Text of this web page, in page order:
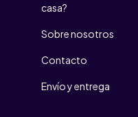
casa?
Sobre nosotros
Contacto
Envío y entrega